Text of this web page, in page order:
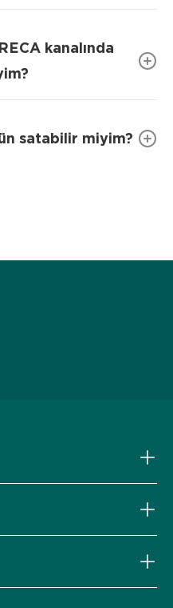
kanalında
satabilir miyim?